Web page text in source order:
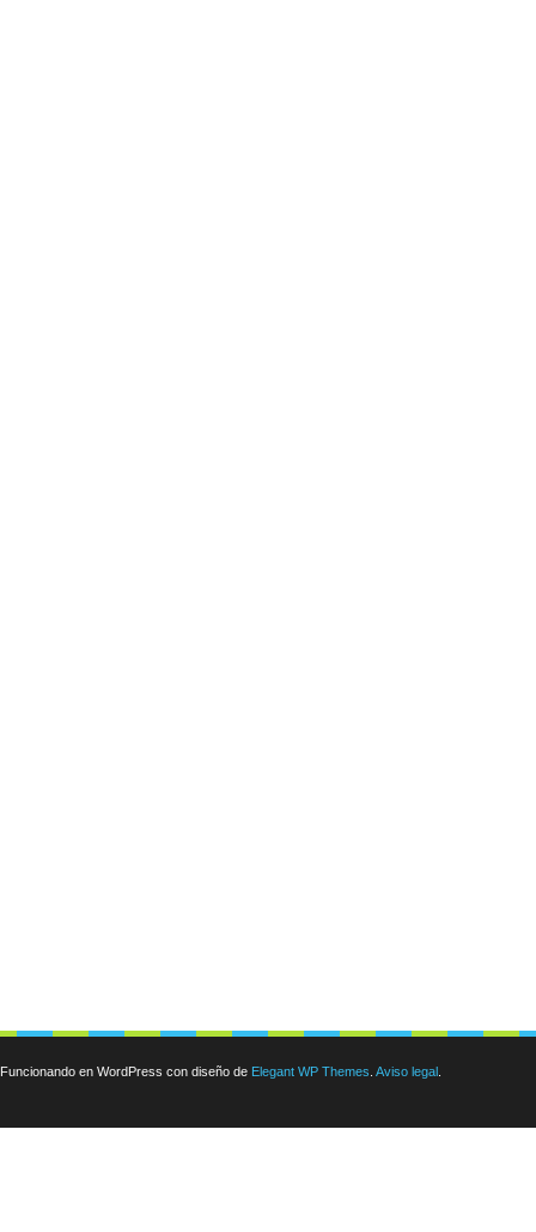
Funcionando en WordPress con diseño de Elegant WP Themes Aviso legal